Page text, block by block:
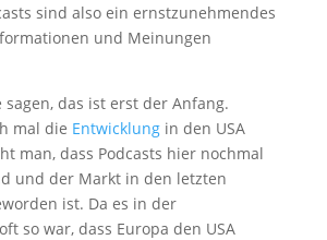
sind also ein ernstzunehmendes
und Meinungen
sagen, das ist erst der Anfang.
mal die Entwicklungin den USA
man, dass Podcasts hier nochmal
und der Markt in den letzten
ist. Da es in der
so war, dass Europa den USA